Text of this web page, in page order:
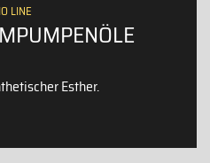
LINE
Esther.